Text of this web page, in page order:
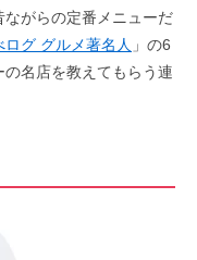
がらの定番メニューだ
ログ グルメ著名人 」の6
名店を教えてもらう連